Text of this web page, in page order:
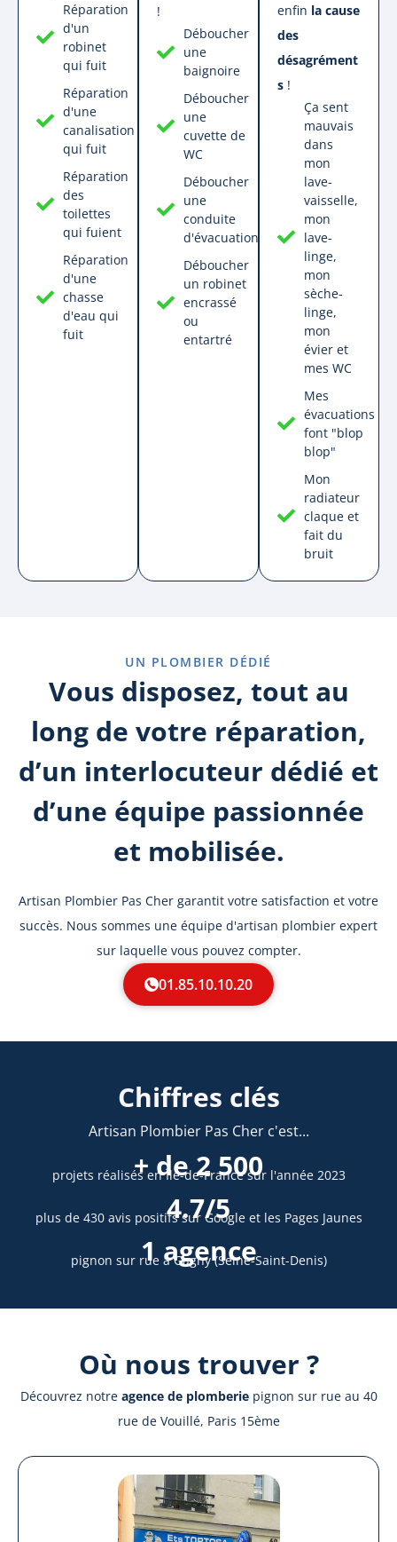
Réparation
d'un
robinet
qui fuit
Réparation
d'une
canalisation
qui fuit
Réparation
des
toilettes
qui fuient
Réparation
d'une
chasse
d'eau qui
fuit
!
Déboucher
une
baignoire
Déboucher
une
cuvette de
WC
Déboucher
une
conduite
d'évacuation
Déboucher
un robinet
encrassé
ou
entartré
enfin la cause
des
désagrément
s !
Ça sent
mauvais
dans
mon
lave-
vaisselle,
mon
lave-
linge,
mon
sèche-
linge,
mon
évier et
mes WC
Mes
évacuations
font "blop
blop"
Mon
radiateur
claque et
fait du
bruit
UN PLOMBIER DÉDIÉ
Vous disposez, tout au
long de votre réparation,
d’un interlocuteur dédié et
d’une équipe passionnée
et mobilisée.
Artisan Plombier Pas Cher garantit votre satisfaction et votre
succès. Nous sommes une équipe d'artisan plombier expert
sur laquelle vous pouvez compter.
01.85.10.10.20
Chiffres clés
Artisan Plombier Pas Cher c'est...
+ de 2 500
projets réalisés en Île-de-France sur l'année 2023
4.7/5
plus de 430 avis positifs sur Google et les Pages Jaunes
1 agence
pignon sur rue à Gagny (Seine-Saint-Denis)
Où nous trouver ?
Découvrez notre agence de plomberie pignon sur rue au 40
rue de Vouillé, Paris 15ème